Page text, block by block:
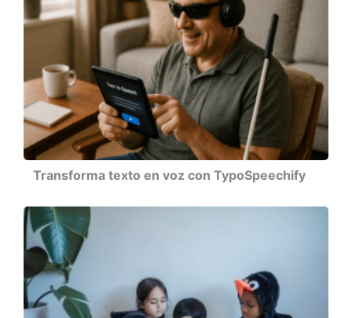
Transforma texto en voz con TypoSpeechify